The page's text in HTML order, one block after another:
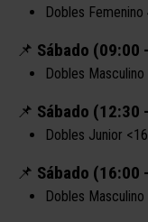
Dobles Femenino
📌 Sábado (09:00
Dobles Masculino
📌 Sábado (12:30
Dobles Junior <16
📌 Sábado (16:00
Dobles Masculino